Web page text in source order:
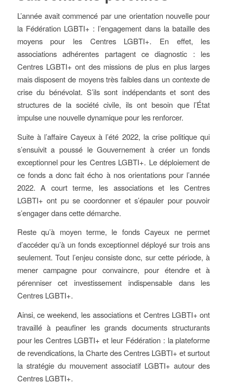
L’année avait commencé par une orientation nouvelle pour
la Fédération LGBTI+ : l’engagement dans la bataille des
moyens pour les Centres LGBTI+. En effet, les
associations adhérentes partagent ce diagnostic : les
Centres LGBTI+ ont des missions de plus en plus larges
mais disposent de moyens très faibles dans un contexte de
crise du bénévolat. S’ils sont indépendants et sont des
structures de la société civile, ils ont besoin que l’État
impulse une nouvelle dynamique pour les renforcer.
Suite à l’affaire Cayeux à l’été 2022, la crise politique qui
s’ensuivit a poussé le Gouvernement à créer un fonds
exceptionnel pour les Centres LGBTI+. Le déploiement de
ce fonds a donc fait écho à nos orientations pour l’année
2022. A court terme, les associations et les Centres
LGBTI+ ont pu se coordonner et s’épauler pour pouvoir
s’engager dans cette démarche.
Reste qu’à moyen terme, le fonds Cayeux ne permet
d’accéder qu’à un fonds exceptionnel déployé sur trois ans
seulement. Tout l’enjeu consiste donc, sur cette période, à
mener campagne pour convaincre, pour étendre et à
pérenniser cet investissement indispensable dans les
Centres LGBTI+.
Ainsi, ce weekend, les associations et Centres LGBTI+ ont
travaillé à peaufiner les grands documents structurants
pour les Centres LGBTI+ et leur Fédération : la plateforme
de revendications, la Charte des Centres LGBTI+ et surtout
la stratégie du mouvement associatif LGBTI+ autour des
Centres LGBTI+.